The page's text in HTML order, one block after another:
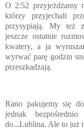
O 2:52 przyjeżdżamy
którzy przyjechali
przysypiają. My też
jeszcze ostatnie
kwatery, a ja
wyrwać parę godzin
przeszkadzają.
Rano pakujemy się
jednak
do...Lublina. Ale to już